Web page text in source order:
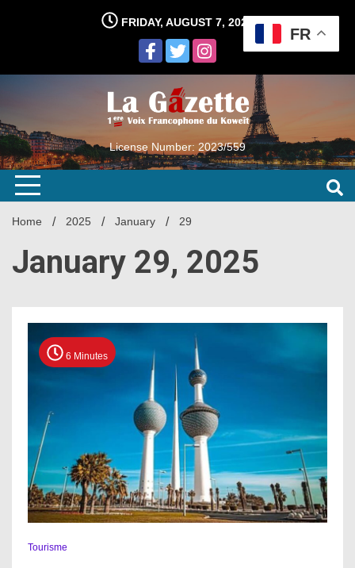
FRIDAY, AUGUST 7, 2026
License Number: 2023/559
Home 2025 January 29
January 29, 2025
6 Minutes
Tourisme
FR